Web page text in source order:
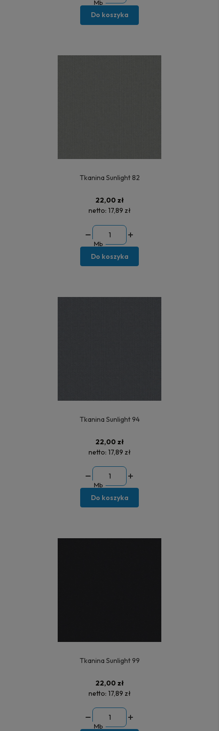
Mb
Do koszyka
Tkanina Sunlight 82
22,00 zł
netto: 17,89 zł
Mb
Do koszyka
Tkanina Sunlight 94
22,00 zł
netto: 17,89 zł
Mb
Do koszyka
Tkanina Sunlight 99
22,00 zł
netto: 17,89 zł
Mb